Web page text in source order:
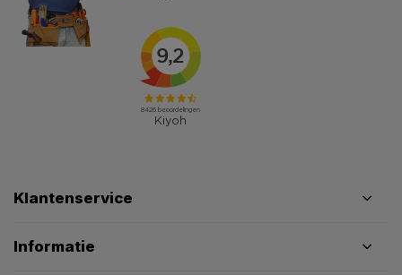
Klantenservice
Informatie